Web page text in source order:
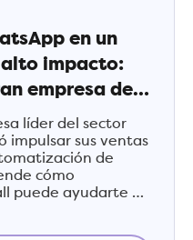
en un
alto impacto:
empresa de
líder del sector
impulsar sus ventas
de
cómo
puede ayudarte a